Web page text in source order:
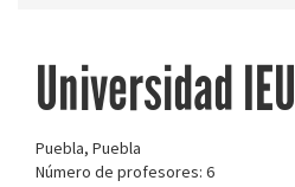
Universidad IEU
Puebla, Puebla
Número de profesores: 6